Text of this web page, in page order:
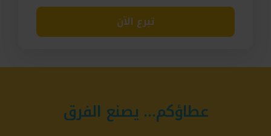
تبرع الآن
عطاؤكم… يصنع الفرق